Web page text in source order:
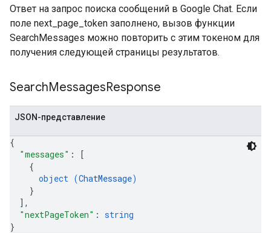
Ответ на запрос поиска сообщений в Google Chat. Если
поле next_page_token заполнено, вызов функции
SearchMessages можно повторить с этим токеном для
получения следующей страницы результатов.
SearchMessagesResponse
JSON-представление
{
"messages" :
[
{
object (ChatMessage)
}
] ,
"nextPageToken" : string
}